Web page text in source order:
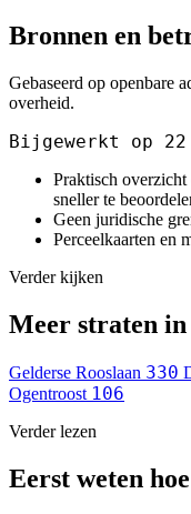
Bronnen en
Gebaseerd op openbare
overheid.
Bijgewerkt op 22
Praktisch overzicht
sneller te
Geen juridische
Perceelkaarten en
Verder kijken
Meer straten in
Gelderse Rooslaan 330
Ogentroost 106
Verder lezen
Eerst weten